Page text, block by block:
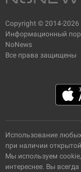
Copyright © 2014-2026
Информационный
NoNews
Все права защищены
Использование
при наличии
Мы используем
интереснее. Вы